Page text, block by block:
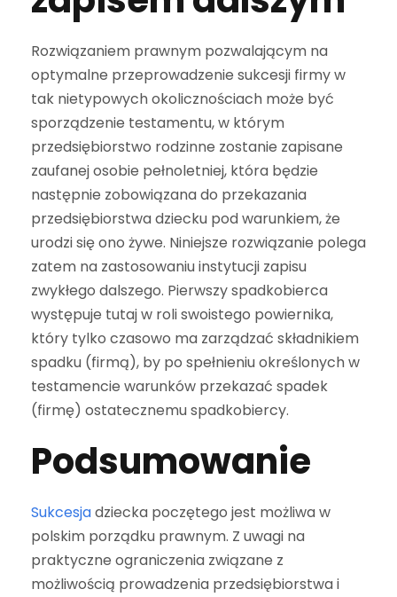
Rozwiązaniem prawnym pozwalającym na
optymalne przeprowadzenie sukcesji firmy w
tak nietypowych okolicznościach może być
sporządzenie testamentu, w którym
przedsiębiorstwo rodzinne zostanie zapisane
zaufanej osobie pełnoletniej, która będzie
następnie zobowiązana do przekazania
przedsiębiorstwa dziecku pod warunkiem, że
urodzi się ono żywe. Niniejsze rozwiązanie polega
zatem na zastosowaniu instytucji zapisu
zwykłego dalszego. Pierwszy spadkobierca
występuje tutaj w roli swoistego powiernika,
który tylko czasowo ma zarządzać składnikiem
spadku (firmą), by po spełnieniu określonych w
testamencie warunków przekazać spadek
(firmę) ostatecznemu spadkobiercy.
Podsumowanie
Sukcesjadziecka poczętego jest możliwa w
polskim porządku prawnym. Z uwagi na
praktyczne ograniczenia związane z
możliwością prowadzenia przedsiębiorstwa i